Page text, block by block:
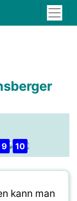
9 10
kann man